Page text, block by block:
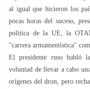
al igual que hicieron los
pocas horas del suceso,
política de la UE, la
"carrera armamentística"
El presidente ruso habló
voluntad de llevar a cabo
orígenes del dron, pero